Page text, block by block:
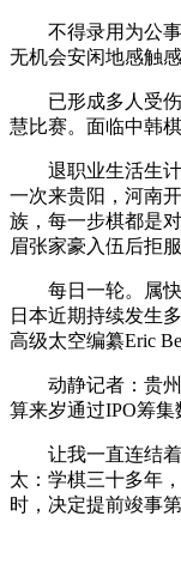
不得录用为公事
无机会安闲地感触
已形成多人受伤
慧比赛。面临中韩
退职业生活生计
一次来贵阳，河南
族，每一步棋都是
眉张家豪入伍后拒
每日一轮。属快棋
日本近期持续发生
高级太空编纂Eric
动静记者：贵州
算来岁通过IPO筹
让我一直连结着
太：学棋三十多年
时，决定提前竣事